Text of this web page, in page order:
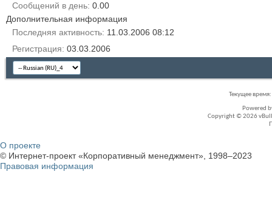
Сообщений в день 0.00
Дополнительная информация
Последняя активность 11.03.2006 08:12
Регистрация 03.03.2006
Текущее время:
Powered
Copyright © 2026
О проекте
© Интернет-проект «Корпоративный менеджмент», 1998–2023
Правовая информация